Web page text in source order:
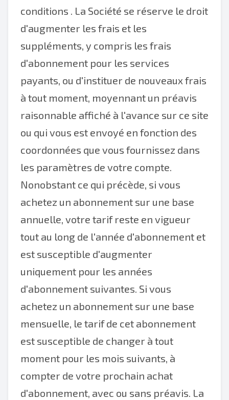
conditions . La Société se réserve le droit
d'augmenter les frais et les
suppléments, y compris les frais
d'abonnement pour les services
payants, ou d'instituer de nouveaux frais
à tout moment, moyennant un préavis
raisonnable affiché à l'avance sur ce site
ou qui vous est envoyé en fonction des
coordonnées que vous fournissez dans
les paramètres de votre compte.
Nonobstant ce qui précède, si vous
achetez un abonnement sur une base
annuelle, votre tarif reste en vigueur
tout au long de l'année d'abonnement et
est susceptible d'augmenter
uniquement pour les années
d'abonnement suivantes. Si vous
achetez un abonnement sur une base
mensuelle, le tarif de cet abonnement
est susceptible de changer à tout
moment pour les mois suivants, à
compter de votre prochain achat
d'abonnement, avec ou sans préavis. La